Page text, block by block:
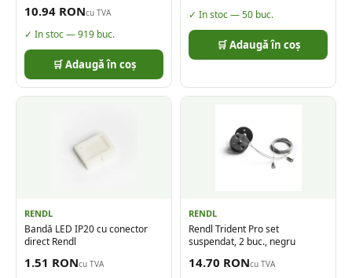
10.94 RONcu TVA
✓ In stoc —919 buc.
🛒 Adaugă în coș
✓ In stoc —50 buc.
🛒 Adaugă în coș
RENDL
Bandă LED IP20 cu conector
direct Rendl
1.51 RONcu TVA
RENDL
Rendl Trident Pro set
suspendat, 2 buc., negru
14.70 RONcu TVA